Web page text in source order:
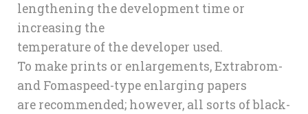
lengthening the development time or
increasing the
temperature of the developer used.
To make prints or enlargements, Extrabrom-
and Fomaspeed-type enlarging papers
are recommended; however, all sorts of black-